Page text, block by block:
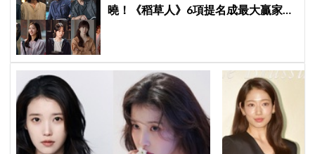
曉！《稻草人》6項提名成最大贏家，